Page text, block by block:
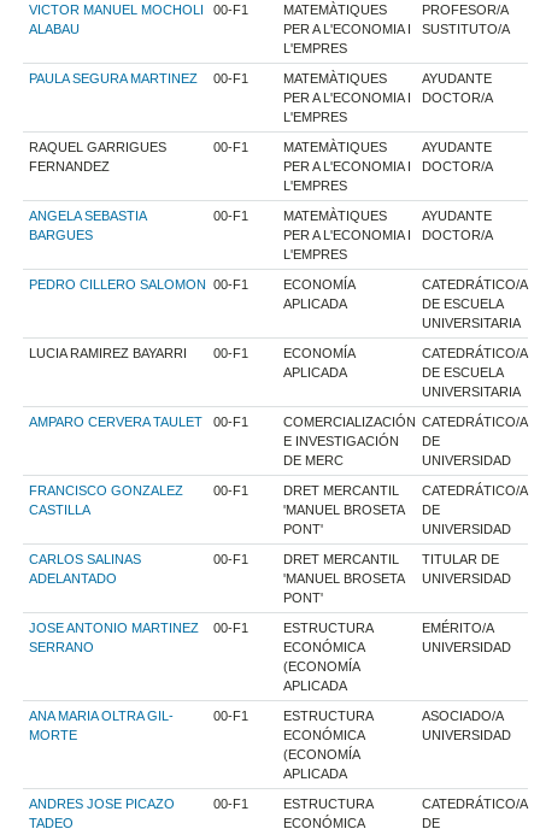
VICTOR MANUEL MOCHOLI
ALABAU
00-F1
MATEMÀTIQUES
PER A L'ECONOMIA I
L'EMPRES
PROFESOR/A
SUSTITUTO/A
PAULA SEGURA MARTINEZ 00-F1
MATEMÀTIQUES
PER A L'ECONOMIA I
L'EMPRES
AYUDANTE
DOCTOR/A
RAQUEL GARRIGUES
FERNANDEZ
00-F1
MATEMÀTIQUES
PER A L'ECONOMIA I
L'EMPRES
AYUDANTE
DOCTOR/A
ANGELA SEBASTIA
BARGUES
00-F1
MATEMÀTIQUES
PER A L'ECONOMIA I
L'EMPRES
AYUDANTE
DOCTOR/A
PEDRO CILLERO SALOMON 00-F1
ECONOMÍA
APLICADA
CATEDRÁTICO/A
DE ESCUELA
UNIVERSITARIA
LUCIA RAMIREZ BAYARRI 00-F1
ECONOMÍA
APLICADA
CATEDRÁTICO/A
DE ESCUELA
UNIVERSITARIA
AMPARO CERVERA TAULET 00-F1
COMERCIALIZACIÓN
E INVESTIGACIÓN
DE MERC
CATEDRÁTICO/A
DE
UNIVERSIDAD
FRANCISCO GONZALEZ
CASTILLA
00-F1
DRET MERCANTIL
'MANUEL BROSETA
PONT'
CATEDRÁTICO/A
DE
UNIVERSIDAD
CARLOS SALINAS
ADELANTADO
00-F1
DRET MERCANTIL
'MANUEL BROSETA
PONT'
TITULAR DE
UNIVERSIDAD
JOSE ANTONIO MARTINEZ
SERRANO
00-F1
ESTRUCTURA
ECONÓMICA
(ECONOMÍA
APLICADA
EMÉRITO/A
UNIVERSIDAD
ANA MARIA OLTRA GIL-
MORTE
00-F1
ESTRUCTURA
ECONÓMICA
(ECONOMÍA
APLICADA
ASOCIADO/A
UNIVERSIDAD
ANDRES JOSE PICAZO
TADEO
00-F1
ESTRUCTURA
ECONÓMICA
CATEDRÁTICO/A
DE